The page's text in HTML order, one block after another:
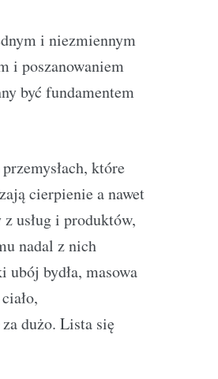
i niezmiennym
i poszanowaniem
być fundamentem
które
cierpienie a nawet
usług i produktów,
nadal z nich
bydła, masowa
dużo. Lista się